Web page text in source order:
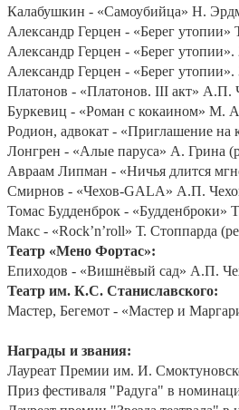
Калабушкин - «Самоубийца» Н.
Александр Герцен - «Берег
Александр Герцен - «Берег
Александр Герцен - «Берег
Платонов - «Платонов. III акт» А.П.
Буркевиц - «Роман с кокаином» М.
Родион, адвокат - «Приглашение
Лонгрен - «Алые паруса» А. Грина
Авраам Липман - «Ничья длится
Смирнов - «Чехов-GALA» А.П.
Томас Будденброк - «Будденброки»
Макс - «Rock’n’roll» Т. Стоппарда
Театр «Мено Фортас»:
Епиходов - «Вишнёвый сад» А.П.
Театр им. К.С. Станиславского:
Мастер, Бегемот - «Мастер и
Награды и звания:
Лауреат Премии им. И.
Приз фестиваля "Радуга" в